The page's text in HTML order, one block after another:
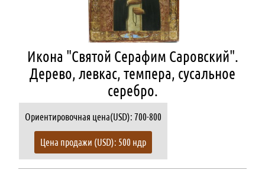
Икона "Святой Серафим Саровский".
Дерево, левкас, темпера, сусальное
серебро.
Ориентировочная цена(USD): 700-800
Цена продажи (USD): 500 ндр